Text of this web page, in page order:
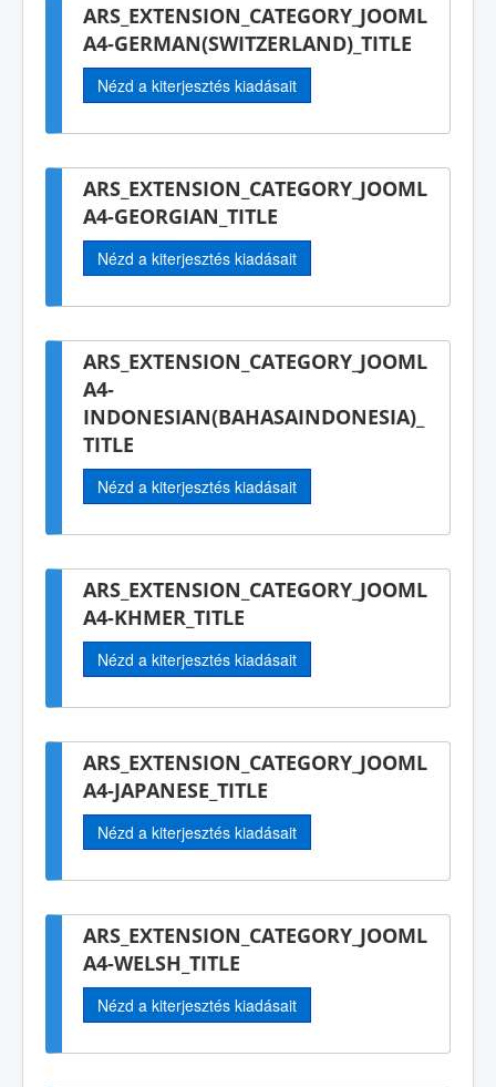
ARS_EXTENSION_CATEGORY_JOOML
A4-GERMAN(SWITZERLAND)_TITLE
Nézd a kiterjesztés kiadásait
ARS_EXTENSION_CATEGORY_JOOML
A4-GEORGIAN_TITLE
Nézd a kiterjesztés kiadásait
ARS_EXTENSION_CATEGORY_JOOML
A4-
INDONESIAN(BAHASAINDONESIA)_
TITLE
Nézd a kiterjesztés kiadásait
ARS_EXTENSION_CATEGORY_JOOML
A4-KHMER_TITLE
Nézd a kiterjesztés kiadásait
ARS_EXTENSION_CATEGORY_JOOML
A4-JAPANESE_TITLE
Nézd a kiterjesztés kiadásait
ARS_EXTENSION_CATEGORY_JOOML
A4-WELSH_TITLE
Nézd a kiterjesztés kiadásait